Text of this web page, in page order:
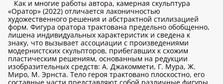
Как и многие работы автора, камерная скульптура
«Оратор» (2022) отличается лаконичностью
художественного решения и абстрактной стилизацией
форм. Фигура оратора трактована предельно обобщенно,
лишена индивидуальных характеристик и сведена к
знаку, что вызывает ассоциации с произведениями
модернистских скульпторов, прибегавших к схожим
пластическим решениям, основанным на редукции
изобразительных средств: А. Джакоммети, Г. Мура, Ж.
Миро, М. Эрнста. Тело героя трактовано плоскостно, его